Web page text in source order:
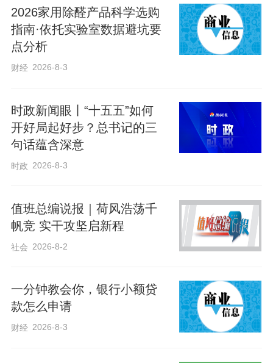
的“85后”青年，组成了创新的“长城保护员
2.0版”队伍。
38岁的张鹏是山海关区肖庄村人。2017
代科技引入长城巡护。每一次巡查，他的
无人机如同敏锐的“空中之眼”，精准捕捉长
城的每一处细节。拍摄到的图片、时间、
位置及周边环境信息，都被实时传输进文
同一地点不同时期的影像叠加，长城细微
的变化便清晰可见——这为保护决策提供
了至关重要的科学依据。
这支年轻队伍已有10余位成员：有退伍军
人、大学教师，也有民间长城专家。科技
2026家用除醛产品科学选购
指南·依托实验室数据避坑要
点分析
财经 2026-8-3
时政新闻眼丨“十五五”如何
开好局起好步？总书记的三
句话蕴含深意
时政 2026-8-3
值班总编说报｜荷风浩荡千
帆竞 实干攻坚启新程
社会 2026-8-2
一分钟教会你，银行小额贷
款怎么申请
财经 2026-8-3